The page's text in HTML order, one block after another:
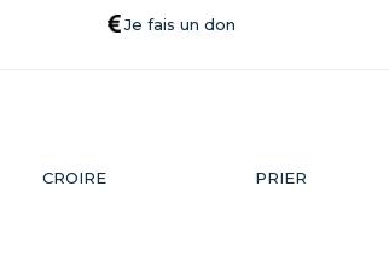
Je fais un don
CROIRE PRIER